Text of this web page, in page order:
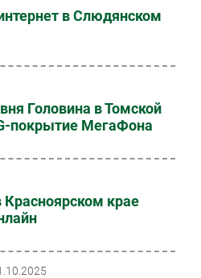
в Слюдянском
Головина в Томской
покрытие МегаФона
Красноярском крае